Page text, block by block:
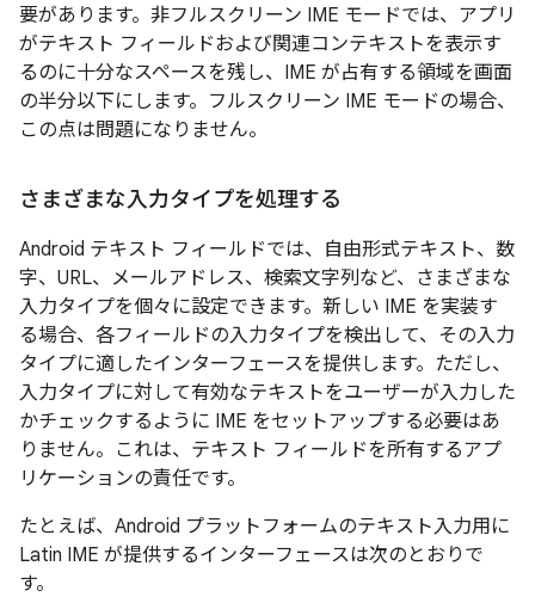
要があります。非フルスクリーン IME モードでは、アプリ
がテキスト フィールドおよび関連コンテキストを表示す
るのに十分なスペースを残し、IME が占有する領域を画面
の半分以下にします。フルスクリーン IME モードの場合、
この点は問題になりません。
さまざまな入力タイプを処理する
Android テキスト フィールドでは、自由形式テキスト、数
字、URL、メールアドレス、検索文字列など、さまざまな
入力タイプを個々に設定できます。新しい IME を実装す
る場合、各フィールドの入力タイプを検出して、その入力
タイプに適したインターフェースを提供します。ただし、
入力タイプに対して有効なテキストをユーザーが入力した
かチェックするように IME をセットアップする必要はあ
りません。これは、テキスト フィールドを所有するアプ
リケーションの責任です。
たとえば、Android プラットフォームのテキスト入力用に
Latin IME が提供するインターフェースは次のとおりで
す。